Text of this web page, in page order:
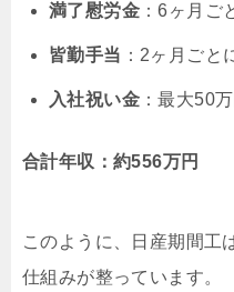
満了慰労金 ：6ヶ月ご
皆勤手当 ：2ヶ月ごと
入社祝い金 ：最大50万
合計年収：約556万円
このように、日産期間工
仕組みが整っています。